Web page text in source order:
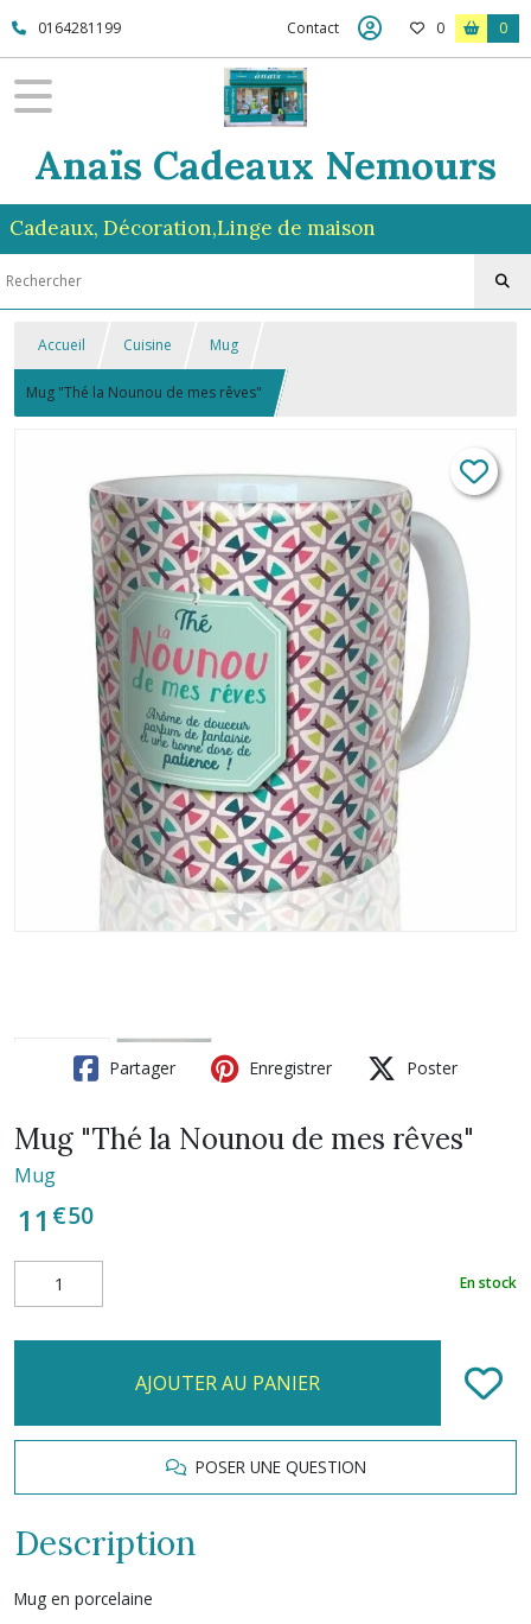
0164281199 Contact 0 0
Anaïs Cadeaux Nemours
Cadeaux, Décoration,Linge de maison
Accueil Cuisine Mug
Mug "Thé la Nounou de mes rêves"
Partager Enregistrer Poster
Mug "Thé la Nounou de mes rêves"
Mug
11 €50
En stock
AJOUTER AU PANIER
POSER UNE QUESTION
Description
Mug en porcelaine